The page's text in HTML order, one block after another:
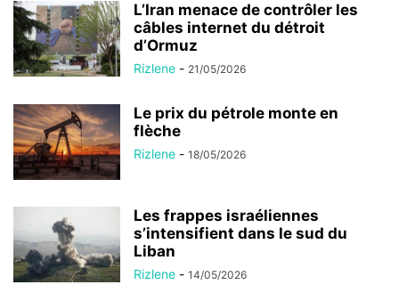
L’Iran menace de contrôler les
câbles internet du détroit
d’Ormuz
Rizlene - 21/05/2026
Le prix du pétrole monte en
flèche
Rizlene - 18/05/2026
Les frappes israéliennes
s’intensifient dans le sud du
Liban
Rizlene - 14/05/2026